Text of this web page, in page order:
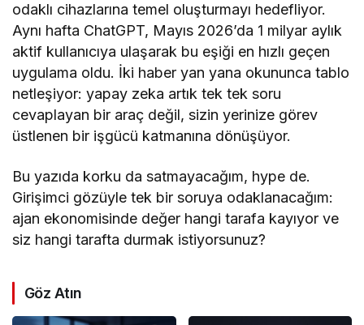
odaklı cihazlarına temel oluşturmayı hedefliyor.
Aynı hafta ChatGPT, Mayıs 2026’da 1 milyar aylık
aktif kullanıcıya ulaşarak bu eşiği en hızlı geçen
uygulama oldu. İki haber yan yana okununca tablo
netleşiyor: yapay zeka artık tek tek soru
cevaplayan bir araç değil, sizin yerinize görev
üstlenen bir işgücü katmanına dönüşüyor.
Bu yazıda korku da satmayacağım, hype de.
Girişimci gözüyle tek bir soruya odaklanacağım:
ajan ekonomisinde değer hangi tarafa kayıyor ve
siz hangi tarafta durmak istiyorsunuz?
Göz Atın